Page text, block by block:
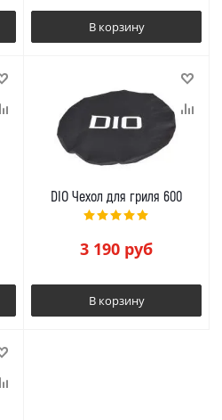
В корзину
DIO Чехол для гриля 600
3 190 руб
В корзину